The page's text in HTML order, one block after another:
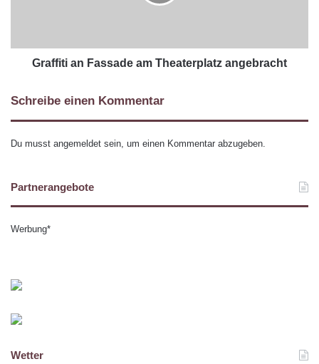
Graffiti an Fassade am Theaterplatz angebracht
Schreibe einen Kommentar
Du musst angemeldet sein, um einen Kommentar abzugeben.
Partnerangebote
Werbung*
Wetter